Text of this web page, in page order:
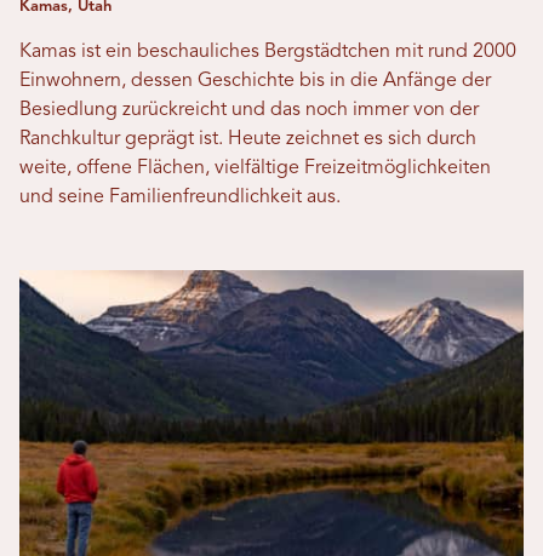
Kamas, Utah
Kamas ist ein beschauliches Bergstädtchen mit rund 2000
Einwohnern, dessen Geschichte bis in die Anfänge der
Besiedlung zurückreicht und das noch immer von der
Ranchkultur geprägt ist. Heute zeichnet es sich durch
weite, offene Flächen, vielfältige Freizeitmöglichkeiten
und seine Familienfreundlichkeit aus.